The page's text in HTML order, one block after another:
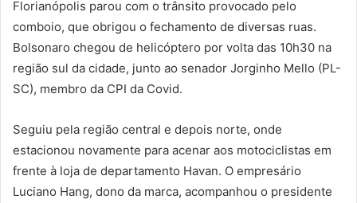
Florianópolis parou com o trânsito provocado pelo
comboio, que obrigou o fechamento de diversas ruas.
Bolsonaro chegou de helicóptero por volta das 10h30 na
região sul da cidade, junto ao senador Jorginho Mello (PL-
SC), membro da CPI da Covid.
Seguiu pela região central e depois norte, onde
estacionou novamente para acenar aos motociclistas em
frente à loja de departamento Havan. O empresário
Luciano Hang, dono da marca, acompanhou o presidente